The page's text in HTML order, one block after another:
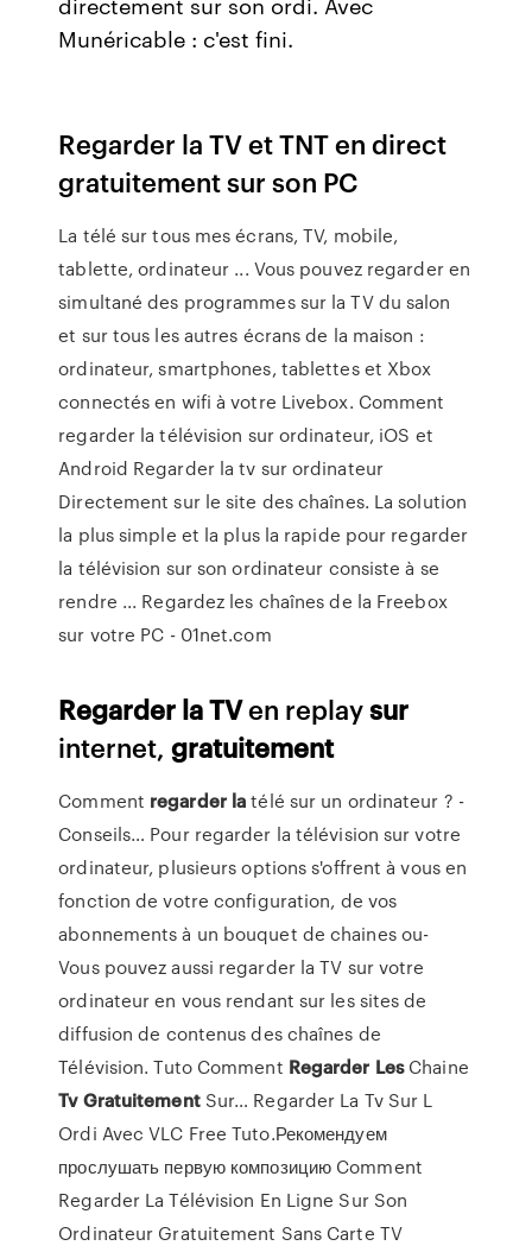
Munéricable : c'est fini.
Regarder la TV et TNT en direct
gratuitement sur son PC
La télé sur tous mes écrans, TV, mobile,
tablette, ordinateur ... Vous pouvez regarder en
simultané des programmes sur la TV du salon
et sur tous les autres écrans de la maison :
ordinateur, smartphones, tablettes et Xbox
connectés en wifi à votre Livebox. Comment
regarder la télévision sur ordinateur, iOS et
Android Regarder la tv sur ordinateur
Directement sur le site des chaînes. La solution
la plus simple et la plus la rapide pour regarder
la télévision sur son ordinateur consiste à se
rendre ... Regardez les chaînes de la Freebox
sur votre PC - 01net.com
Regarder la TVen replaysur
internet,gratuitement
Comment regarder latélé sur un ordinateur ? -
Conseils… Pour regarder la télévision sur votre
ordinateur, plusieurs options s'offrent à vous en
fonction de votre configuration, de vos
abonnements à un bouquet de chaines ou-
Vous pouvez aussi regarder la TV sur votre
ordinateur en vous rendant sur les sites de
diffusion de contenus des chaînes de
Télévision. Tuto Comment Regarder LesChaine
Tv GratuitementSur… Regarder La Tv Sur L
Ordi Avec VLC Free Tuto.Рекомендуем
прослушать первую композицию Comment
Regarder La Télévision En Ligne Sur Son
Ordinateur Gratuitement Sans Carte TV